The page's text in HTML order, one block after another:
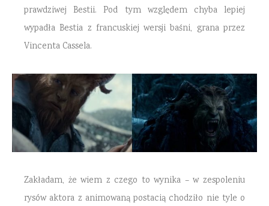
prawdziwej Bestii. Pod tym względem chyba lepiej
wypadła Bestia z francuskiej wersji baśni, grana przez
Vincenta Cassela.
Zakładam, że wiem z czego to wynika – w zespoleniu
rysów aktora z animowaną postacią chodziło nie tyle o